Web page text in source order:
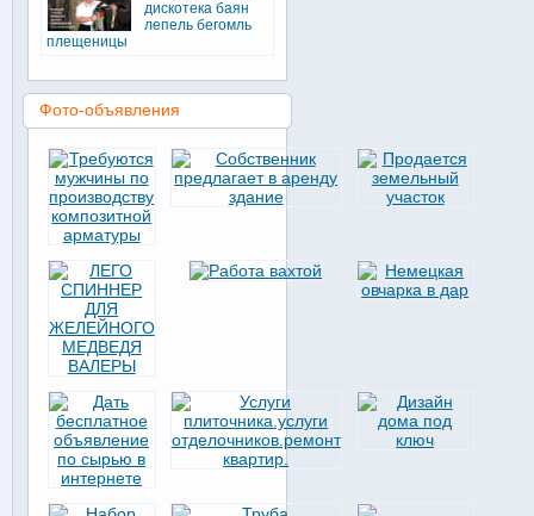
дискотека баян
лепель бегомль
плещеницы
Фото-объявления